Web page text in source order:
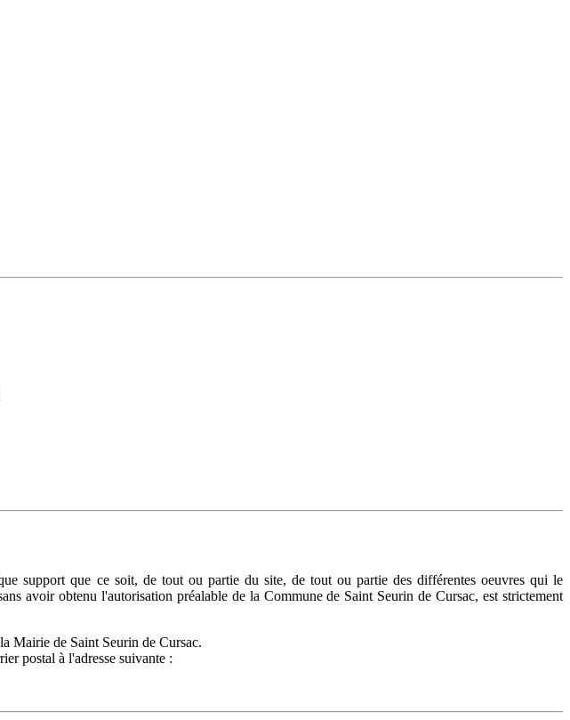
support que ce soit, de tout ou partie du site, de tout ou partie des différentes oeuvres qui le
avoir obtenu l'autorisation préalable de la Commune de Saint Seurin de Cursac, est strictement
Mairie de Saint Seurin de Cursac.
postal à l'adresse suivante :